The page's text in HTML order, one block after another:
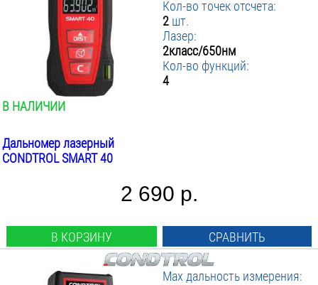
Толщиномеры
комбинированные
Влагомеры
для древесины и бетона
строительные
Кол-во точек отсчета:
2 шт.
Лазер:
2класс/650нм
Кол-во функций:
4
В НАЛИЧИИ
Дальномер лазерный
CONDTROL SMART 40
2 690 р.
В КОРЗИНУ СРАВНИТЬ
Max дальность измерения: